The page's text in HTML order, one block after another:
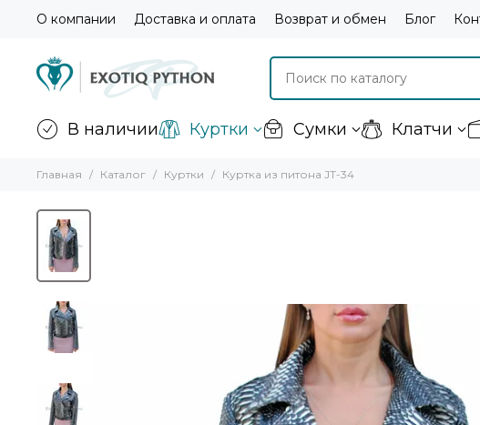
О компании Доставка и оплата Возврат и обмен Блог
В наличии Куртки Сумки Клатчи
Главная Каталог Куртки Куртка из питона JT-34